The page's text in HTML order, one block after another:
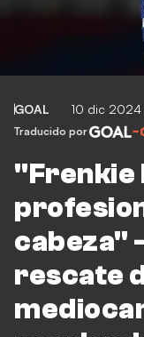
GOAL 10 dic
Traducido por
"Frenkie
cabeza"
rescate